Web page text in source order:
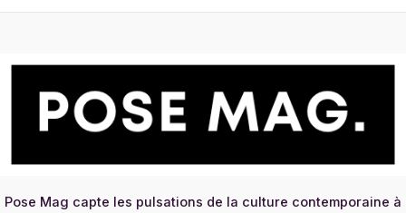
Pose Mag capte les pulsations de la culture contemporaine à